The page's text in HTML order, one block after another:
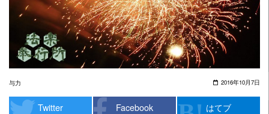
与力 2016年10月7日
Twitter Facebook
はてブ